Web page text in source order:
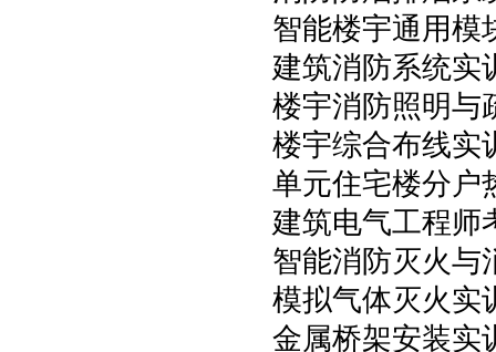
智能楼宇通用模
建筑消防系统实
楼宇消防照明与
楼宇综合布线实
单元住宅楼分户
建筑电气工程师
智能消防灭火与
模拟气体灭火实
金属桥架安装实